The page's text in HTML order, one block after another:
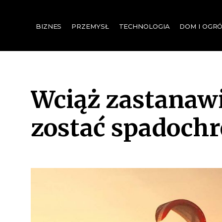
BIZNES PRZEMYSŁ TECHNOLOGIA DOM I
Wciąż
zostać